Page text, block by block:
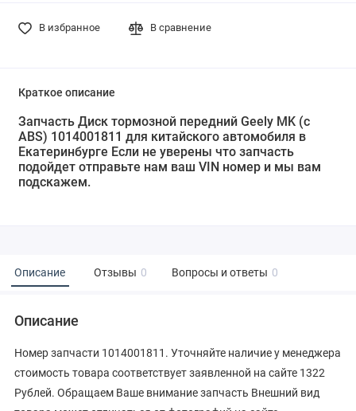
В избранное В сравнение
Краткое описание
Запчасть Диск тормозной передний Geely MK (с
АBS) 1014001811 для китайского автомобиля в
Екатеринбурге Если не уверены что запчасть
подойдет отправьте нам ваш VIN номер и мы вам
подскажем.
Описание Отзывы 0 Вопросы и ответы 0
Описание
Номер запчасти 1014001811. Уточняйте наличие у менеджера
стоимость товара соответствует заявленной на сайте 1322
Рублей. Обращаем Ваше внимание запчасть Внешний вид